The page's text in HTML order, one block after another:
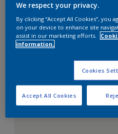
Le Blanc
We respect your privacy.
By clicking “Accept All Cookies”, you
on your device to enhance site
assist in our marketing efforts.
information.
Cookies
Accept All Cookies